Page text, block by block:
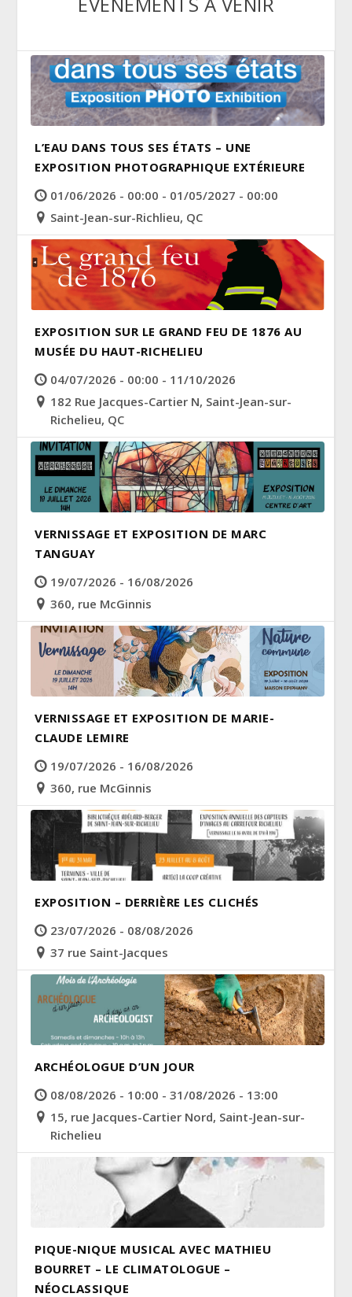
L’EAU DANS TOUS SES ÉTATS – UNE
EXPOSITION PHOTOGRAPHIQUE EXTÉRIEURE
01/06/2026 - 00:00 - 01/05/2027 - 00:00
Saint-Jean-sur-Richlieu, QC
EXPOSITION SUR LE GRAND FEU DE 1876 AU
MUSÉE DU HAUT-RICHELIEU
04/07/2026 - 00:00 - 11/10/2026
182 Rue Jacques-Cartier N, Saint-Jean-sur-
Richelieu, QC
VERNISSAGE ET EXPOSITION DE MARC
TANGUAY
19/07/2026 - 16/08/2026
360, rue McGinnis
VERNISSAGE ET EXPOSITION DE MARIE-
CLAUDE LEMIRE
19/07/2026 - 16/08/2026
360, rue McGinnis
EXPOSITION – DERRIÈRE LES CLICHÉS
23/07/2026 - 08/08/2026
37 rue Saint-Jacques
ARCHÉOLOGUE D’UN JOUR
08/08/2026 - 10:00 - 31/08/2026 - 13:00
15, rue Jacques-Cartier Nord, Saint-Jean-sur-
Richelieu
PIQUE-NIQUE MUSICAL AVEC MATHIEU
BOURRET – LE CLIMATOLOGUE –
NÉOCLASSIQUE